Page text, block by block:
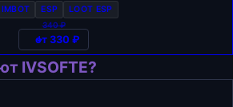
ESP LOOT ESP
340 ₽
от 330 ₽
IVSOFTE?